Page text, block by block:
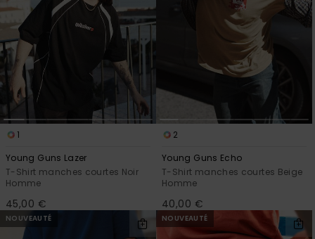
1
Young Guns Lazer
T-Shirt manches courtes Noir
Homme
45,00 €
2
Young Guns Echo
T-Shirt manches courtes Beige
Homme
40,00 €
NOUVEAUTÉ NOUVEAUTÉ